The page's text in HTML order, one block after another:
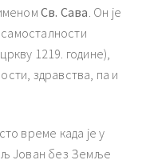
Св. Сава . Он је
1219. године),
здравства, па и
време када је у
Јован без Земље